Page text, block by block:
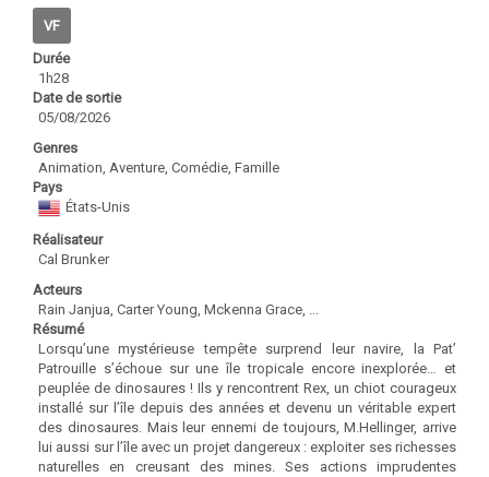
VF
Durée
1h28
Date de sortie
05/08/2026
Genres
Animation, Aventure, Comédie, Famille
Pays
États-Unis
Réalisateur
Cal Brunker
Acteurs
Rain Janjua, Carter Young, Mckenna Grace, ...
Résumé
Lorsqu’une mystérieuse tempête surprend leur navire, la Pat’
Patrouille s’échoue sur une île tropicale encore inexplorée… et
peuplée de dinosaures ! Ils y rencontrent Rex, un chiot courageux
installé sur l’île depuis des années et devenu un véritable expert
des dinosaures. Mais leur ennemi de toujours, M.Hellinger, arrive
lui aussi sur l’île avec un projet dangereux : exploiter ses richesses
naturelles en creusant des mines. Ses actions imprudentes